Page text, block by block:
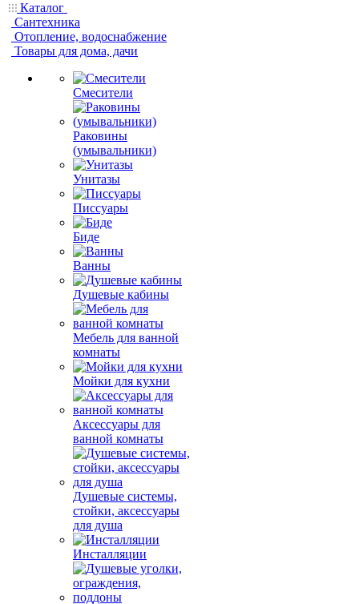
Каталог
Сантехника
Отопление, водоснабжение
Товары для дома, дачи
Смесители
Раковины
(умывальники)
Унитазы
Писсуары
Биде
Ванны
Душевые кабины
Мебель для ванной
комнаты
Мойки для кухни
Аксессуары для
ванной комнаты
Душевые системы,
стойки, аксессуары
для душа
Инсталляции